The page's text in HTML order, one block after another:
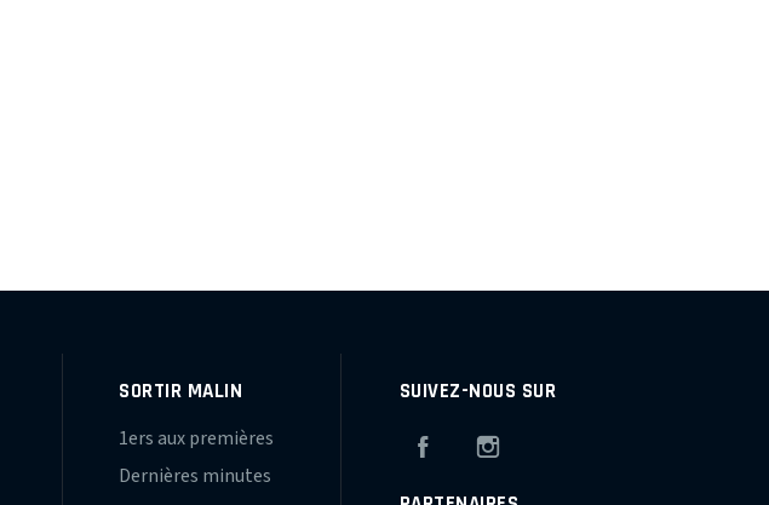
SORTIR MALIN
1ers aux premières
Dernières minutes
SUIVEZ-NOUS SUR
Facebook